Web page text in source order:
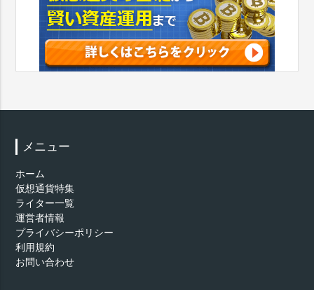
メニュー
ホーム
仮想通貨特集
ライター一覧
運営者情報
プライバシーポリシー
利用規約
お問い合わせ